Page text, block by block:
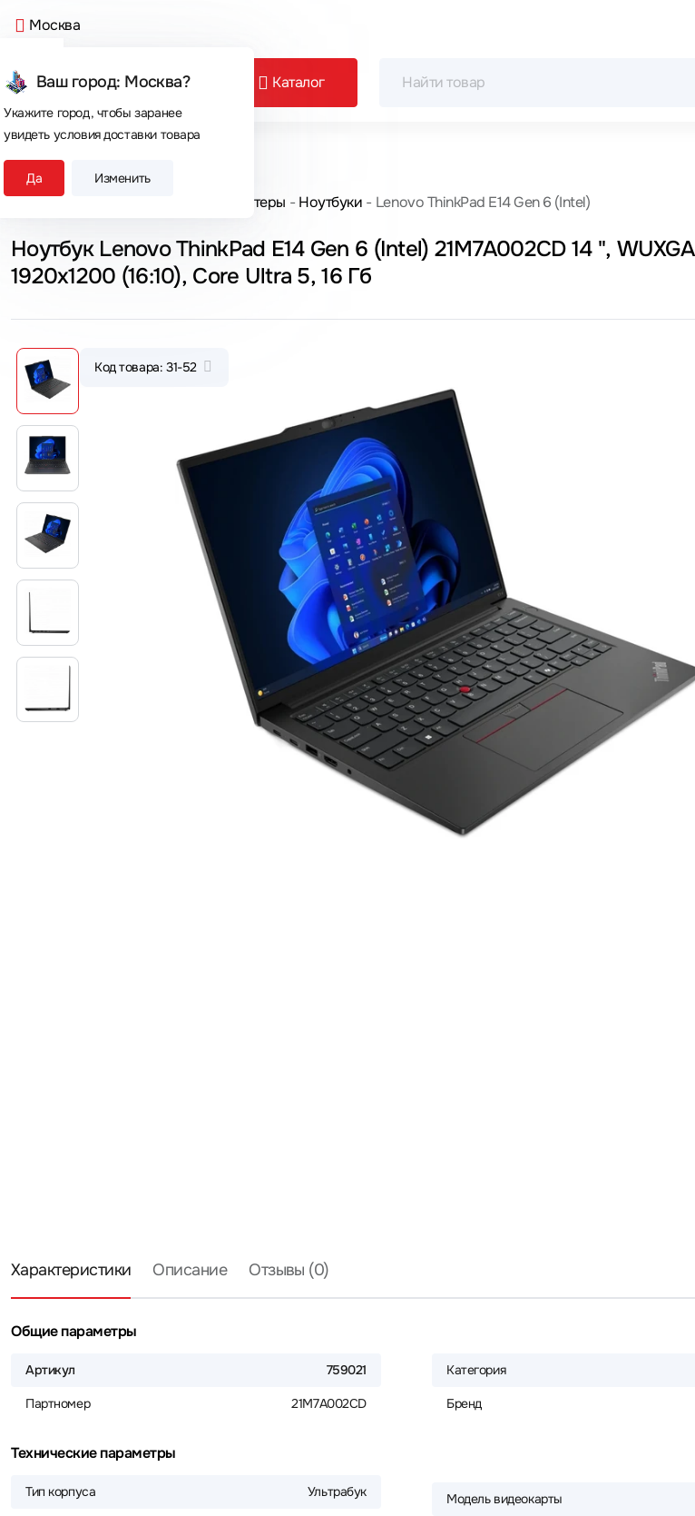
Москва
Ваш город: Москва?
Укажите город, чтобы заранее
увидеть условия доставки товара
Да Изменить
Каталог
Сегодня покупают
Главная Компьютеры Ноутбуки Lenovo ThinkPad E14 Gen 6 (Intel)
Ноутбук Lenovo ThinkPad E14 Gen 6 (Intel) 21M7A002CD 14 ", WUXGA
1920x1200 (16:10), Core Ultra 5, 16 Гб
Код товара: 31-52
Характеристики Описание Отзывы (0)
Общие параметры
Артикул 759021
Партномер 21M7A002CD
Категория
Бренд
Технические параметры
Тип корпуса Ультрабук Модель видеокарты